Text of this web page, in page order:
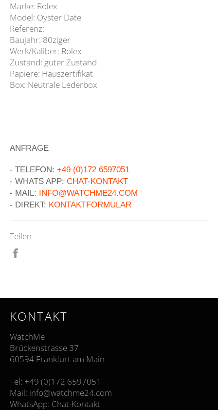
Marke: Rolex
Model: Oyster Date
Referenz:
Baujahr: 80ziger
Werk/Kaliber: Rolex
Zustand: guter Zustand
Papiere: Hauszertifikat
Box: Neutrale Lederbox
ANFRAGE
- TELEFON: +49 (0)172 6597051
- WHATS APP: CHAT-KONTAKT
- MAIL: INFO@WATCHME24.COM
- DIREKT: KONTAKTFORMULAR
Teilen
KONTAKT
WatchMe
Brückenstrasse 37
60594 Frankfurt am Main
Tel: +49 (0)172 6597051
Mail: info@watchme24.com
WhatsApp: Chat-Kontakt